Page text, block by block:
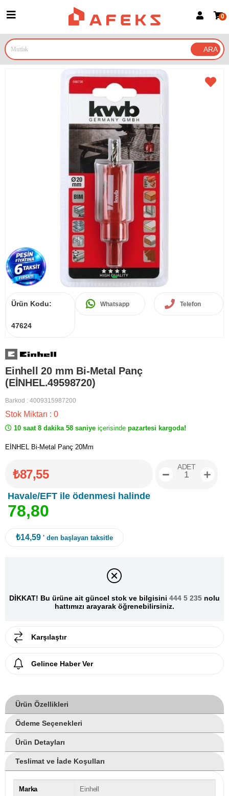
Google İle Bağlan
0
Ürün Kodu:
47624
Whatsapp Telefon
Einhell 20 mm Bi-Metal Panç
(EİNHEL.49598720)
Barkod : 4009315987200
Stok Miktarı : 0
10 saat 8 dakika 58 saniye içerisinde pazartesi kargoda!
EİNHEL Bi-Metal Panç 20Mm
₺87,55
Havale/EFT ile ödenmesi halinde
78,80
ADET
₺14,59 ' den başlayan taksitle
DİKKAT! Bu ürüne ait güncel stok ve bilgisini 444 5 235 nolu
hattımızı arayarak öğrenebilirsiniz.
Karşılaştır
Gelince Haber Ver
Ürün Özellikleri
Ödeme Seçenekleri
Ürün Detayları
Teslimat ve İade Koşulları
Marka Einhell